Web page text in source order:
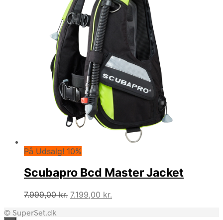
På Udsalg! 10%
Scubapro Bcd Master Jacket
7.999,00kr. Den
7.199,00 kr.
© SuperSet.dk